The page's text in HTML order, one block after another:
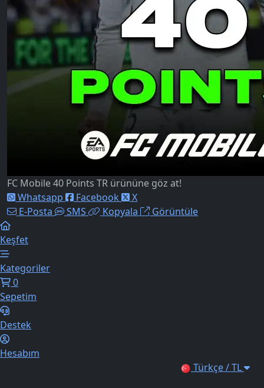
FC Mobile 40 Points TR ürününe göz at!
Whatsapp
Facebook
X
E-Posta
SMS Kopyala Görüntüle
Keşfet
Kategoriler
0
Sepetim
Destek
Hesabım
Türkçe / TL